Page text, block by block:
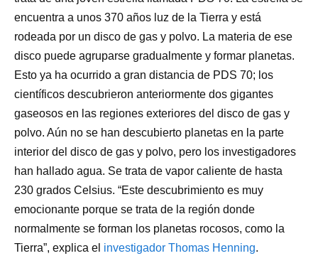
encuentra a unos 370 años luz de la Tierra y está
rodeada por un disco de gas y polvo. La materia de ese
disco puede agruparse gradualmente y formar planetas.
Esto ya ha ocurrido a gran distancia de PDS 70; los
científicos descubrieron anteriormente dos gigantes
gaseosos en las regiones exteriores del disco de gas y
polvo. Aún no se han descubierto planetas en la parte
interior del disco de gas y polvo, pero los investigadores
han hallado agua. Se trata de vapor caliente de hasta
230 grados Celsius. “Este descubrimiento es muy
emocionante porque se trata de la región donde
normalmente se forman los planetas rocosos, como la
Tierra”, explica el investigador Thomas Henning.